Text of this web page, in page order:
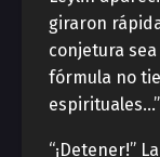
giraron
conjetura
fórmula no
espirituales…”
“¡Detener!”